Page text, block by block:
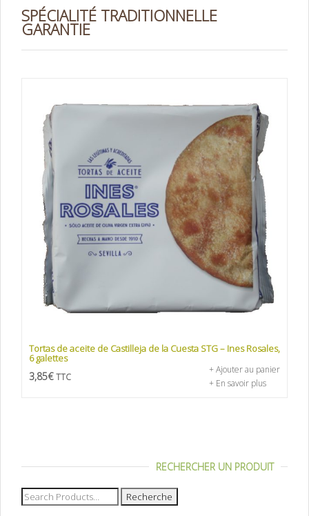
SPÉCIALITÉ TRADITIONNELLE
GARANTIE
Tortas de aceite de Castilleja de la Cuesta STG – Ines Rosales,
6 galettes
3,85€ TTC
+ Ajouter au panier
+ En savoir plus
RECHERCHER UN PRODUIT
Recherche
pour :